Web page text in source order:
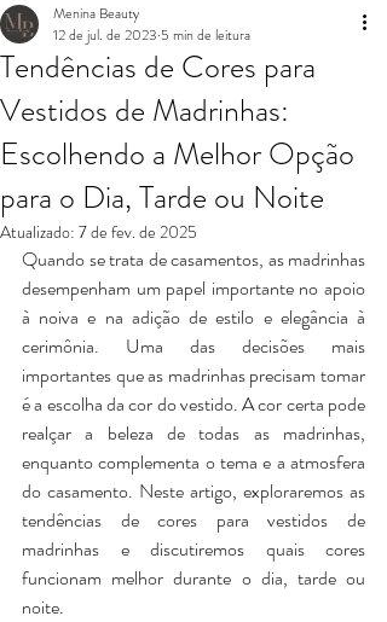
Bolsa Clutch Safira Bolsa
Tendências de Cores para
Vestidos de Madrinhas:
Escolhendo a Melhor Opção
para o Dia, Tarde ou Noite
Menina Beauty
12 de jul. de 2023 5 min de leitura
Atualizado: 7 de fev. de 2025
Quando se trata de casamentos, as madrinhas
desempenham um papel importante no apoio
à noiva e na adição de estilo e elegância à
cerimônia. Uma das decisões mais
importantes que as madrinhas precisam tomar
é a escolha da cor do vestido. A cor certa pode
realçar a beleza de todas as madrinhas,
enquanto complementa o tema e a atmosfera
do casamento. Neste artigo, exploraremos as
tendências de cores para vestidos de
madrinhas e discutiremos quais cores
funcionam melhor durante o dia, tarde ou
noite.